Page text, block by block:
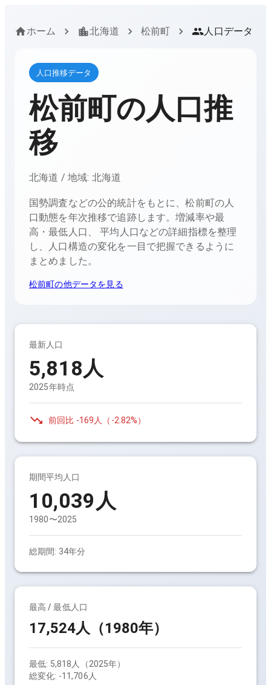
ホーム 北海道 松前町 人口データ
人口推移データ
松前町の人口推
移
北海道 / 地域: 北海道
国勢調査などの公的統計をもとに、松前町の人
口動態を年次推移で追跡します。増減率や最
高・最低人口、 平均人口などの詳細指標を整理
し、人口構造の変化を一目で把握できるように
まとめました。
松前町の他データを見る
最新人口
5,818人
2025年時点
前回比 -169人 （ -2.82%）
期間平均人口
10,039 人
1980〜2025
総期間: 34年分
最高 / 最低人口
17,524人（1980年）
最低: 5,818人（2025年）
総変化: -11,706人